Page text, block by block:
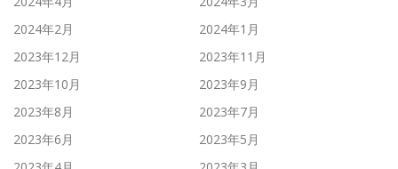
2024年2月
2024年1月
2023年12月
2023年11月
2023年10月
2023年9月
2023年8月
2023年7月
2023年6月
2023年5月